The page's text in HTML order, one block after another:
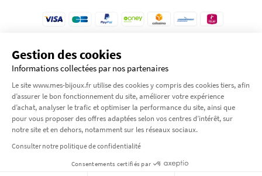
Gestion des cookies
Informations collectées par nos partenaires
Le site www.mes-bijoux.fr utilise des cookies y compris des cookies tiers, afin
d’assurer le bon fonctionnement du site, améliorer votre expérience
d’achat, analyser le trafic et optimiser la performance du site, ainsi que
pour vous proposer des offres adaptées selon vos centres d’intérêt, sur
notre site et en dehors, notamment sur les réseaux sociaux.
Consulter notre politique de confidentialité
Consentements certifiés par
Pour votre protection, ce site est sécurisé par le niveau de cryptage le plus élevé
disponible. Transaction 100% sécurisé.
by Moode International.